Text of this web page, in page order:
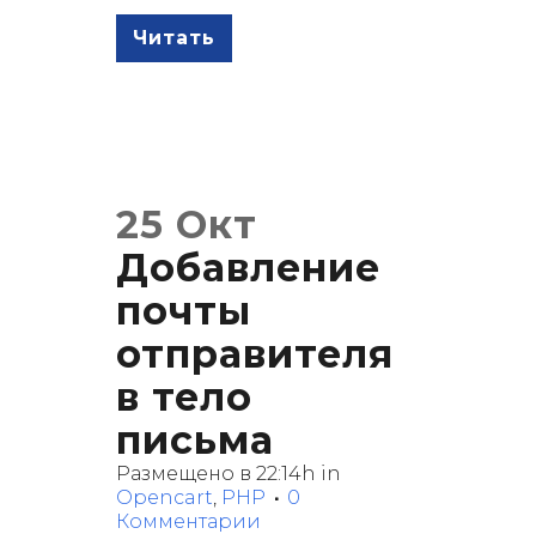
Читать
25 Окт
Добавление
почты
отправителя
в тело
письма
Размещено в 22:14h in
Opencart, PHP
0
Комментарии